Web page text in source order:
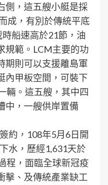
側，這五艘小艇是採
成，有別於傳統平底
船速高於21節，油
規範。LCM主要的功
期則可以支援離島軍
內甲板空間，可裝下
輛。這五艘，其中四
中，一艘供岸置備
約，108年5月6日開
水，歷經1,631天於
程，面臨全球新冠疫
擊、及傳統產業缺工